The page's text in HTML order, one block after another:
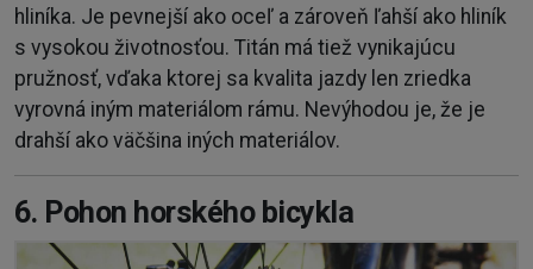
hliníka. Je pevnejší ako oceľ a zároveň ľahší ako hliník
s vysokou životnosťou. Titán má tiež vynikajúcu
pružnosť, vďaka ktorej sa kvalita jazdy len zriedka
vyrovná iným materiálom rámu. Nevýhodou je, že je
drahší ako väčšina iných materiálov.
6. Pohon horského bicykla